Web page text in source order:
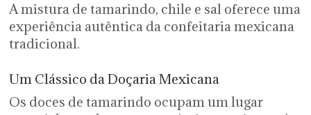
A mistura de tamarindo, chile e sal oferece uma
experiência autêntica da confeitaria mexicana
tradicional.
Um Clássico da Doçaria Mexicana
Os doces de tamarindo ocupam um lugar